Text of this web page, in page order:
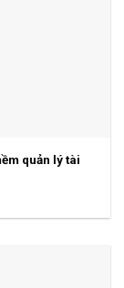
quản lý tài